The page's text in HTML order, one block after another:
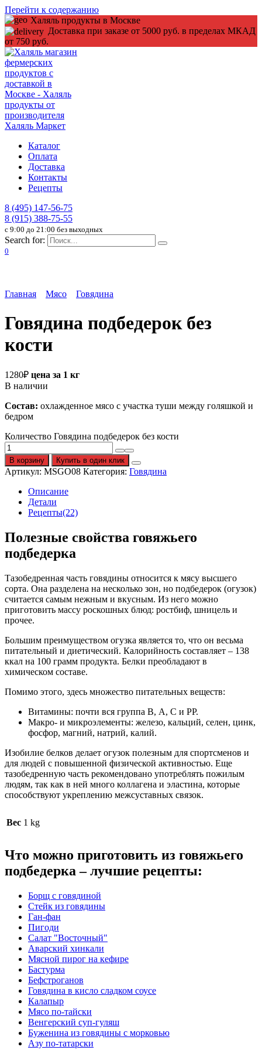
Перейти к содержанию
Халяль продукты в Москве
Доставка при заказе от 5000 руб. в пределах МКАД
от 750 руб.
Каталог
Оплата
Доставка
Контакты
Рецепты
8 (495) 147-56-75
8 (915) 388-75-55
c 9:00 до 21:00 без выходных
Search for:
0
Главная Мясо Говядина
Говядина подбедерок без
кости
1280₽ цена за 1 кг
В наличии
Состав: охлажденное мясо с участка туши между голяшкой и
бедром
Количество Говядина подбедерок без кости
В корзину Купить в один клик
Артикул: MSGO08 Категория: Говядина
Описание
Детали
Рецепты(22)
Полезные свойства говяжьего
подбедерка
Тазобедренная часть говядины относится к мясу высшего
сорта. Она разделена на несколько зон, но подбедерок (огузок)
считается самым нежным и вкусным. Из него можно
приготовить массу роскошных блюд: ростбиф, шницель и
прочее.
Большим преимуществом огузка является то, что он весьма
питательный и диетический. Калорийность составляет – 138
ккал на 100 грамм продукта. Белки преобладают в
химическом составе.
Помимо этого, здесь множество питательных веществ:
Витамины: почти вся группа В, А, С и РР.
Макро- и микроэлементы: железо, кальций, селен, цинк,
фосфор, магний, натрий, калий.
Изобилие белков делает огузок полезным для спортсменов и
для людей с повышенной физической активностью. Еще
тазобедренную часть рекомендовано употреблять пожилым
людям, так как в ней много коллагена и эластина, которые
способствуют укреплению межсуставных связок.
Вес 1 kg
Что можно приготовить из говяжьего
подбедерка – лучшие рецепты:
Борщ с говядиной
Стейк из говядины
Ган-фан
Пигоди
Салат "Восточный"
Аварский хинкали
Мясной пирог на кефире
Бастурма
Бефстроганов
Говядина в кисло сладком соусе
Калапыр
Мясо по-тайски
Венгерский суп-гуляш
Буженина из говядины с морковью
Азу по-татарски